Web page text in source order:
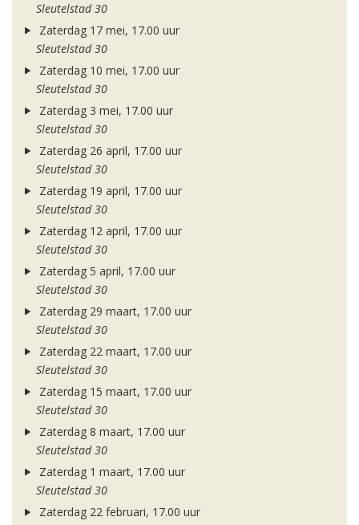
Sleutelstad 30
Zaterdag 17 mei, 17.00 uur
Sleutelstad 30
Zaterdag 10 mei, 17.00 uur
Sleutelstad 30
Zaterdag 3 mei, 17.00 uur
Sleutelstad 30
Zaterdag 26 april, 17.00 uur
Sleutelstad 30
Zaterdag 19 april, 17.00 uur
Sleutelstad 30
Zaterdag 12 april, 17.00 uur
Sleutelstad 30
Zaterdag 5 april, 17.00 uur
Sleutelstad 30
Zaterdag 29 maart, 17.00 uur
Sleutelstad 30
Zaterdag 22 maart, 17.00 uur
Sleutelstad 30
Zaterdag 15 maart, 17.00 uur
Sleutelstad 30
Zaterdag 8 maart, 17.00 uur
Sleutelstad 30
Zaterdag 1 maart, 17.00 uur
Sleutelstad 30
Zaterdag 22 februari, 17.00 uur